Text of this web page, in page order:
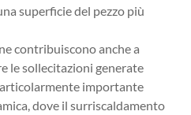
superficie del pezzo più
contribuiscono anche a
le sollecitazioni generate
importante
dove il surriscaldamento